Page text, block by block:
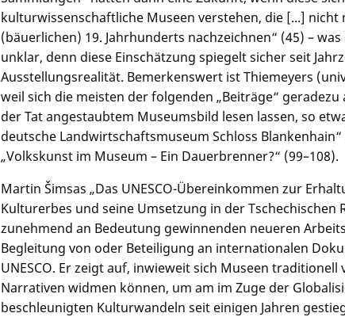
kulturwissenschaftliche Museen verstehen, die [...] nicht
(bäuerlichen) 19. Jahrhunderts nachzeichnen“ (45) –
unklar, denn diese Einschätzung spiegelt sicher seit
Ausstellungsrealität. Bemerkenswert ist Thiemeyers
weil sich die meisten der folgenden „Beiträge“
der Tat angestaubtem Museumsbild lesen lassen, so
deutsche Landwirtschaftsmuseum Schloss
„Volkskunst im Museum – Ein Dauerbrenner?“ (99–108).
Martin Šimsas „Das UNESCO-Übereinkommen zur
Kulturerbes und seine Umsetzung in der Tschechischen
zunehmend an Bedeutung gewinnenden neueren
Begleitung von oder Beteiligung an internationalen
UNESCO. Er zeigt auf, inwieweit sich Museen
Narrativen widmen können, um am im Zuge der
beschleunigten Kulturwandeln seit einigen Jahren